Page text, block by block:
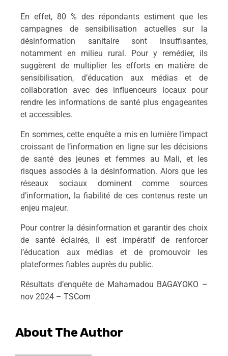
En effet, 80 % des répondants estiment que les
campagnes de sensibilisation actuelles sur la
désinformation sanitaire sont insuffisantes,
notamment en milieu rural. Pour y remédier, ils
suggèrent de multiplier les efforts en matière de
sensibilisation, d’éducation aux médias et de
collaboration avec des influenceurs locaux pour
rendre les informations de santé plus engageantes
et accessibles.
En sommes, cette enquête a mis en lumière l’impact
croissant de l’information en ligne sur les décisions
de santé des jeunes et femmes au Mali, et les
risques associés à la désinformation. Alors que les
réseaux sociaux dominent comme sources
d’information, la fiabilité de ces contenus reste un
enjeu majeur.
Pour contrer la désinformation et garantir des choix
de santé éclairés, il est impératif de renforcer
l’éducation aux médias et de promouvoir les
plateformes fiables auprès du public.
Résultats d’enquête de Mahamadou BAGAYOKO –
nov 2024 – TSCom
About The Author